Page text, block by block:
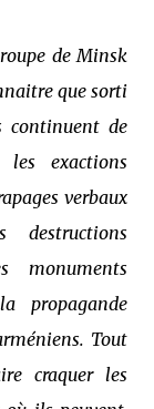
de Minsk
que sorti
continuent de
exactions
verbaux
destructions
monuments
propagande
Tout
craquer les